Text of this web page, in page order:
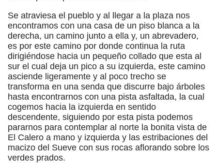
Se atraviesa el pueblo y al llegar a la plaza nos
encontramos con una casa de un piso blanca a la
derecha, un camino junto a ella y, un abrevadero,
es por este camino por donde continua la ruta
dirigiéndose hacia un pequeño collado que esta al
sur el cual deja un pico a su izquierda, este camino
asciende ligeramente y al poco trecho se
transforma en una senda que discurre bajo árboles
hasta encontrarnos con una pista asfaltada, la cual
cogemos hacia la izquierda en sentido
descendente, siguiendo por esta pista podemos
pararnos para contemplar al norte la bonita vista de
El Calero a mano y izquierda y las estribaciones del
macizo del Sueve con sus rocas aflorando sobre los
verdes prados.